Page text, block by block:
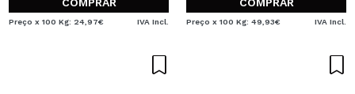
Preço x 100 Kg: 24,97€ IVA Incl. Preço x 100 Kg: 49,93€ IVA Incl.